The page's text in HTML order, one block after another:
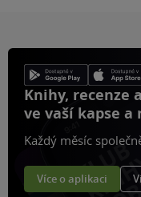
Knihy, recenze
ve vaší kapse a
Každý měsíc
Více o aplikaci